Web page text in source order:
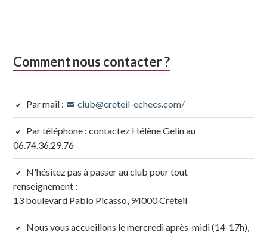
Comment nous contacter ?
Par mail : club@creteil-echecs.com/
Par téléphone : contactez Hélène Gelin au
06.74.36.29.76
N'hésitez pas à passer au club pour tout
renseignement :
13 boulevard Pablo Picasso, 94000 Créteil
Nous vous accueillons le mercredi après-midi (14-17h),